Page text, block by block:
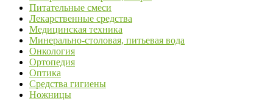
Питательные смеси
Лекарственные средства
Медицинская техника
Минерально-столовая, питьевая вода
Онкология
Ортопедия
Оптика
Средства гигиены
Ножницы